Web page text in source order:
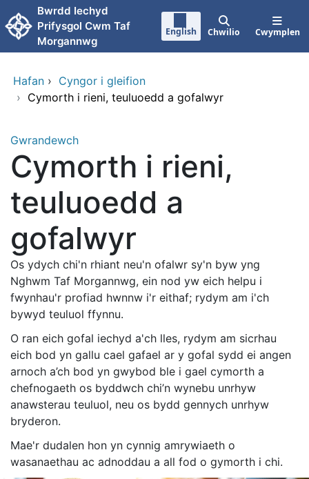
Neidio i'r prif gynnwy
Bwrdd Iechyd
Prifysgol Cwm Taf
Morgannwg
English Chwilio Cwymplen
Hafan › Cyngor i gleifion
› Cymorth i rieni, teuluoedd a gofalwyr
Gwrandewch
Cymorth i rieni,
teuluoedd a
gofalwyr
Os ydych chi'n rhiant neu'n ofalwr sy'n byw yng
Nghwm Taf Morgannwg, ein nod yw eich helpu i
fwynhau'r profiad hwnnw i'r eithaf; rydym am i'ch
bywyd teuluol ffynnu.
O ran eich gofal iechyd a'ch lles, rydym am sicrhau
eich bod yn gallu cael gafael ar y gofal sydd ei angen
arnoch a’ch bod yn gwybod ble i gael cymorth a
chefnogaeth os byddwch chi’n wynebu unrhyw
anawsterau teuluol, neu os bydd gennych unrhyw
bryderon.
Mae'r dudalen hon yn cynnig amrywiaeth o
wasanaethau ac adnoddau a all fod o gymorth i chi.